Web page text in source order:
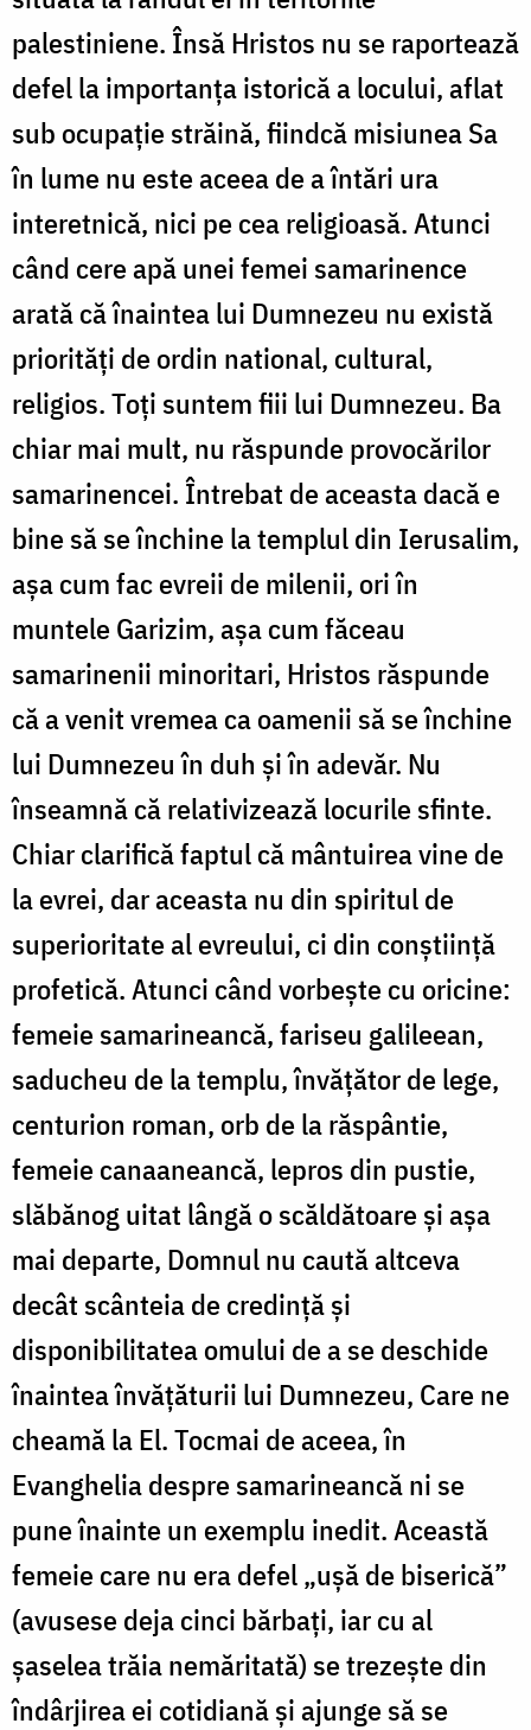
palestiniene. Însă Hristos nu se raportează
defel la importanța istorică a locului, aflat
sub ocupație străină, fiindcă misiunea Sa
în lume nu este aceea de a întări ura
interetnică, nici pe cea religioasă. Atunci
când cere apă unei femei samarinence
arată că înaintea lui Dumnezeu nu există
priorități de ordin national, cultural,
religios. Toți suntem fiii lui Dumnezeu. Ba
chiar mai mult, nu răspunde provocărilor
samarinencei. Întrebat de aceasta dacă e
bine să se închine la templul din Ierusalim,
așa cum fac evreii de milenii, ori în
muntele Garizim, așa cum făceau
samarinenii minoritari, Hristos răspunde
că a venit vremea ca oamenii să se închine
lui Dumnezeu în duh și în adevăr. Nu
înseamnă că relativizează locurile sfinte.
Chiar clarifică faptul că mântuirea vine de
la evrei, dar aceasta nu din spiritul de
superioritate al evreului, ci din conștiință
profetică. Atunci când vorbește cu oricine:
femeie samarineancă, fariseu galileean,
saducheu de la templu, învățător de lege,
centurion roman, orb de la răspântie,
femeie canaaneancă, lepros din pustie,
slăbănog uitat lângă o scăldătoare și așa
mai departe, Domnul nu caută altceva
decât scânteia de credință și
disponibilitatea omului de a se deschide
înaintea învățăturii lui Dumnezeu, Care ne
cheamă la El. Tocmai de aceea, în
Evanghelia despre samarineancă ni se
pune înainte un exemplu inedit. Această
femeie care nu era defel „ușă de biserică”
(avusese deja cinci bărbați, iar cu al
șaselea trăia nemăritată) se trezește din
îndârjirea ei cotidiană și ajunge să se